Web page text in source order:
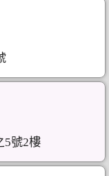
5號2樓